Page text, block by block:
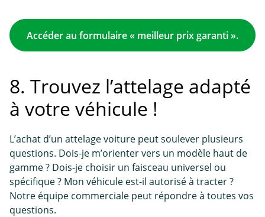
Accéder au formulaire « meilleur prix garanti ».
8. Trouvez l’attelage adapté
à votre véhicule !
L’achat d’un attelage voiture peut soulever plusieurs
questions. Dois-je m’orienter vers un modèle haut de
gamme ? Dois-je choisir un faisceau universel ou
spécifique ? Mon véhicule est-il autorisé à tracter ?
Notre équipe commerciale peut répondre à toutes vos
questions.